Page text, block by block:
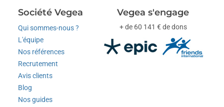
Société Vegea
Qui sommes-nous ?
L'équipe
Nos références
Recrutement
Avis clients
Blog
Nos guides
Vegea s'engage
+ de 60 141 € de dons